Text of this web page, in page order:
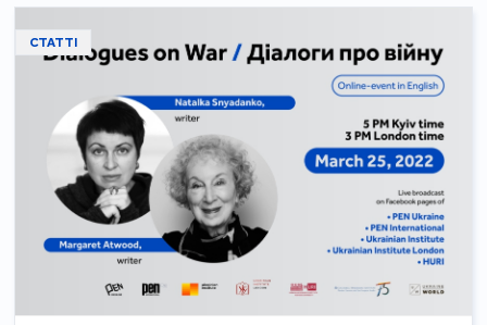
СТАТТІ